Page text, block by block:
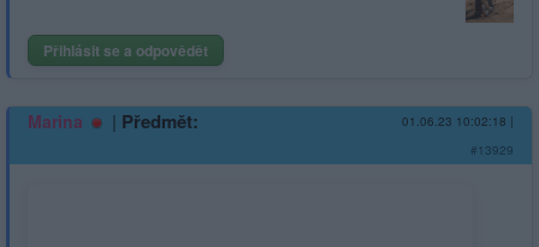
Přihlásit se a odpovědět
Marina | Předmět: 01.06.23 10:02:18 |
#13929